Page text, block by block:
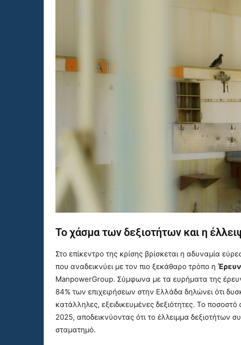
Το χάσμα των δεξιοτήτων και η
Στο επίκεντρο της κρίσης βρίσκεται η αδυναμία
που αναδεικνύει με τον πιο ξεκάθαρο τρόπο η
ManpowerGroup. Σύμφωνα με τα ευρήματα της
84% των επιχειρήσεων στην Ελλάδα δηλώνει ότι
κατάλληλες, εξειδικευμένες δεξιότητες. Το
2025, αποδεικνύοντας ότι το έλλειμμα δεξιοτήτων
σταματημό.